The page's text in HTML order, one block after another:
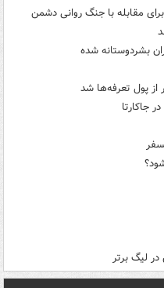
مقابله با جنگ روانی دشمن
بشردوستانه شده
لیگ برتر